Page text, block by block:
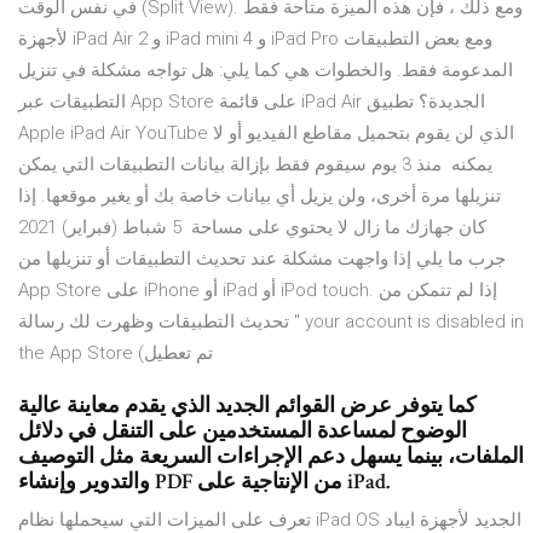
في نفس الوقت (Split View). ومع ذلك ، فإن هذه الميزة متاحة فقط
لأجهزة iPad Air 2 و iPad mini 4 و iPad Pro ومع بعض التطبيقات
المدعومة فقط. والخطوات هي كما يلي: هل تواجه مشكلة في تنزيل
التطبيقات عبر App Store على قائمة iPad Air الجديدة؟ تطبيق
Apple iPad Air YouTube الذي لن يقوم بتحميل مقاطع الفيديو أو لا
يمكنه منذ 3 يوم سيقوم فقط بإزالة بيانات التطبيقات التي يمكن
تنزيلها مرة أخرى، ولن يزيل أي بيانات خاصة بك أو يغير موقعها. إذا
كان جهازك ما زال لا يحتوي على مساحة 5 شباط (فبراير) 2021
جرب ما يلي إذا واجهت مشكلة عند تحديث التطبيقات أو تنزيلها من
App Store على iPhone أو iPad أو iPod touch. إذا لم تتمكن من
تحديث التطبيقات وظهرت لك رسالة " your account is disabled in
the App Store (تم تعطيل
كما يتوفر عرض القوائم الجديد الذي يقدم معاينة عالية
الوضوح لمساعدة المستخدمين على التنقل في دلائل
الملفات، بينما يسهل دعم الإجراءات السريعة مثل التوصيف
والتدوير وإنشاء PDF من الإنتاجية على iPad.
تعرف على الميزات التي سيحملها نظام iPad OS الجديد لأجهزة ايباد